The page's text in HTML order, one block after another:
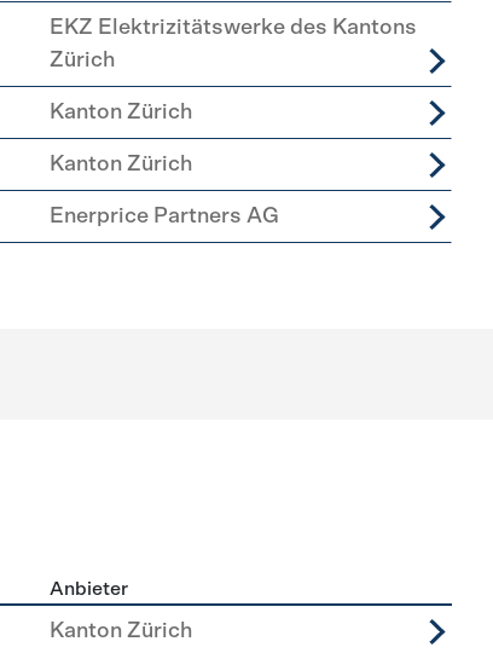
EKZ Elektrizitätswerke des Kantons
Zürich
Kanton Zürich
Kanton Zürich
Enerprice Partners AG
Anbieter
Kanton Zürich